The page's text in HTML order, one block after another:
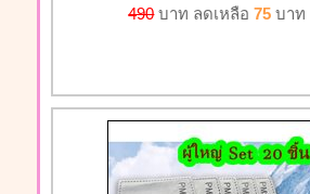
490บาท ลดเหลือ75 บาท